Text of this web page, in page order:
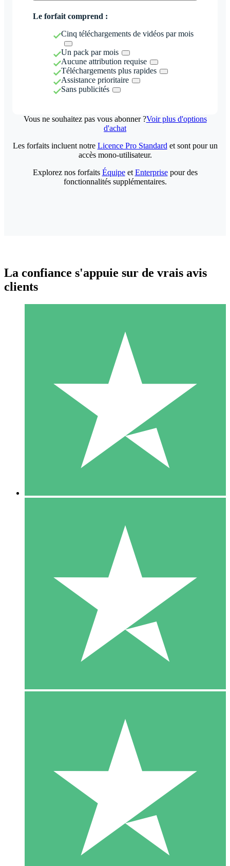
Le forfait comprend :
Cinq téléchargements de vidéos par mois
Un pack par mois
Aucune attribution requise
Téléchargements plus rapides
Assistance prioritaire
Sans publicités
Vous ne souhaitez pas vous abonner ?Voir plus d'options
d'achat
Packs de Crédits Individuels
Payez à l'utilisation avec des crédits de téléchargement. Sans
1 Téléchargement
10 00
10 Téléchargements
20 00
Les forfaits incluent notre Licence Pro Standard et sont pour un
accès mono-utilisateur.
Explorez nos forfaits Équipeet Enterprisepour des
fonctionnalités supplémentaires.
La confiance s'appuie sur de vrais avis
clients